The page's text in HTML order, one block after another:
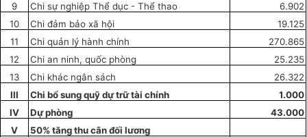
9
Chi sự nghiệp Thể dục - Thể thao
6.902
10
Chi đảm bảo xã hội
19.125
11
Chi quản lý hành chính
270.865
12
Chi an ninh, quốc phòng
25.235
13
Chi khác ngân sách
26.322
III
Chi bổ sung quỹdự trữ tài chính
1.000
IV
Dự phòng
43.000
V
50% tăng thu cân đối lương